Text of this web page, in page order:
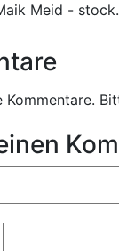
Meid -
Kommentare.